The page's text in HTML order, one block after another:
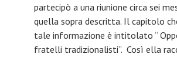
partecipò a una riunione circa sei
quella sopra descritta. Il capitolo
tale informazione è intitolato “
fratelli tradizionalisti”. Così ella